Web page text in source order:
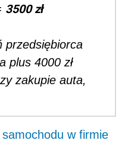
3500 zł
przedsiębiorca
plus 4000 zł
zakupie auta,
w firmie